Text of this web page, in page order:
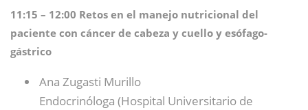
11:15 – 12:00 Retos en el manejo nutricional del
paciente con cáncer de cabeza y cuello y esófago-
gástrico
Ana Zugasti Murillo
Endocrinóloga (Hospital Universitario de